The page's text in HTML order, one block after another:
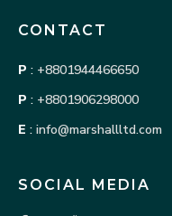
CONTACT
P : +8801944466650
P : +8801906298000
E : info@marshallltd.com
SOCIAL MEDIA